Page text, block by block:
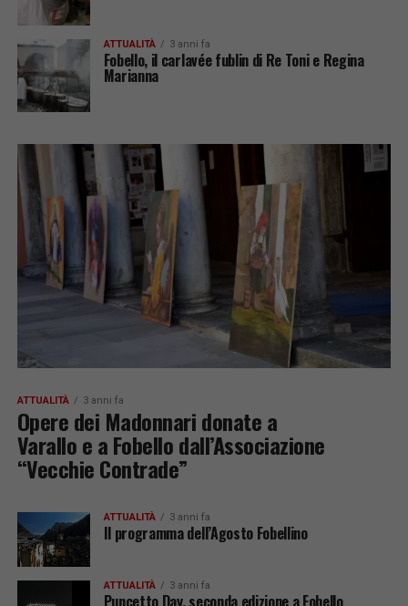
ATTUALITÀ 3 anni fa
Fobello, il carlavée fublin di Re Toni e Regina
Marianna
ATTUALITÀ 3 anni fa
Opere dei Madonnari donate a
Varallo e a Fobello dall’Associazione
“Vecchie Contrade”
ATTUALITÀ 3 anni fa
Il programma dell’Agosto Fobellino
ATTUALITÀ 3 anni fa
Puncetto Day, seconda edizione a Fobello